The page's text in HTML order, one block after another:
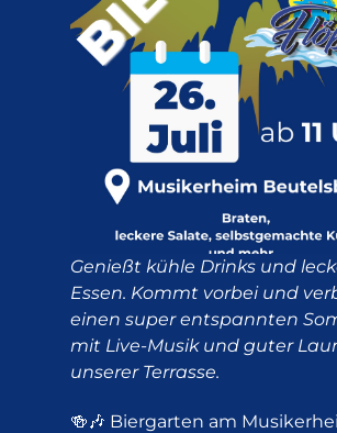
Genießt kühle Drinks und
Essen. Kommt vorbei und
einen super entspannten
mit Live-Musik und guter
unserer Terrasse.
🍻🎶 Biergarten am